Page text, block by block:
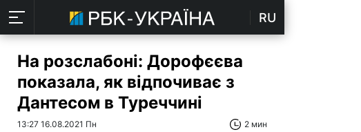
RU
На розслабоні: Дорофєєва
показала, як відпочиває з
Дантесом в Туреччині
13:27 16.08.2021 Пн 2 мин